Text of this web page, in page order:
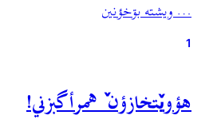
ؤ خاستن ٚ گبه.…
… ويشته بۊخؤنين
1
هؤويٚتخازؤن ٚ همرأ گبزني!